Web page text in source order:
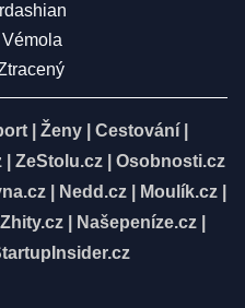
Ženy Cestování
ZeStolu.cz
Osobnosti.cz
| Nedd.cz| Moulík.cz|
Našepeníze.cz